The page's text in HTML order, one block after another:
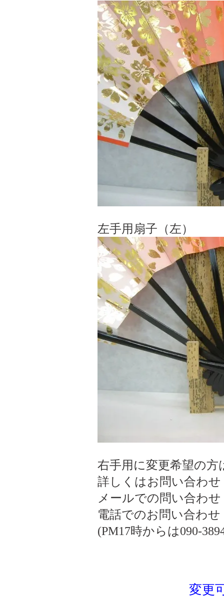
左手用扇子（左）
右手用に変更希望の方
詳しくはお問い合わ
メールでの問い合わ
電話でのお問い合わ
(PM17時からは090-
変更